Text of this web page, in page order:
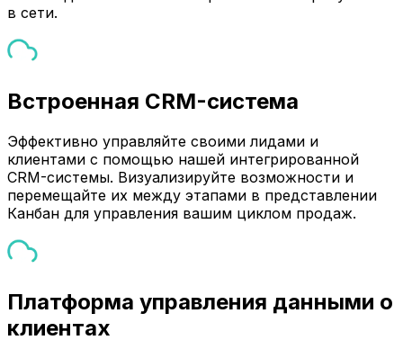
в сети.
Встроенная CRM-система
Эффективно управляйте своими лидами и
клиентами с помощью нашей интегрированной
CRM-системы. Визуализируйте возможности и
перемещайте их между этапами в представлении
Канбан для управления вашим циклом продаж.
Платформа управления данными о
клиентах